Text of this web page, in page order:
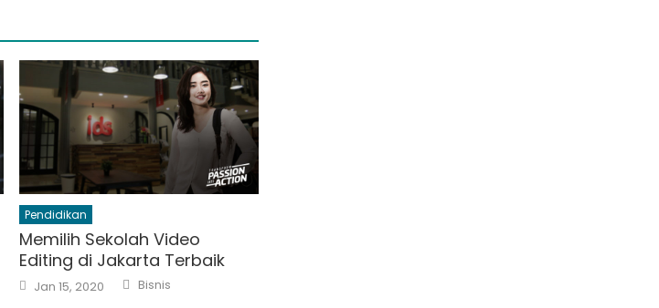
Pendidikan
Memilih Sekolah Video
Editing di Jakarta Terbaik
Posted
on
Jan 15, 2020 Author
Bisnis